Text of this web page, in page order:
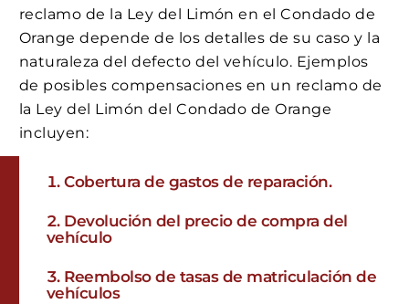
reclamo de la Ley del Limón en el Condado de
Orange depende de los detalles de su caso y la
naturaleza del defecto del vehículo. Ejemplos
de posibles compensaciones en un reclamo de
la Ley del Limón del Condado de Orange
incluyen:
Cobertura de gastos de reparación.
Devolución del precio de compra del
vehículo
Reembolso de tasas de matriculación de
vehículos